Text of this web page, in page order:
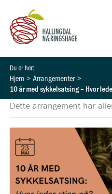
innholdet
Hjem
Arrangementer
10 år med sykkelsatsing – Hvor
Dette arrangement har